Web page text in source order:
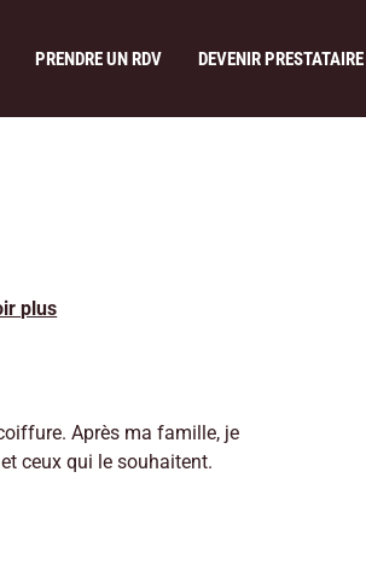
PRENDRE UN RDV DEVENIR PRESTATAIRE
plus
Après ma famille, je
ceux qui le souhaitent.